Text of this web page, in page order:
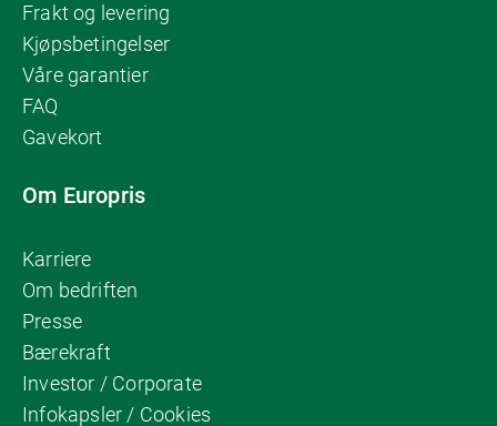
Frakt og levering
Kjøpsbetingelser
Våre garantier
FAQ
Gavekort
Om Europris
Karriere
Om bedriften
Presse
Bærekraft
Investor / Corporate
Infokapsler / Cookies